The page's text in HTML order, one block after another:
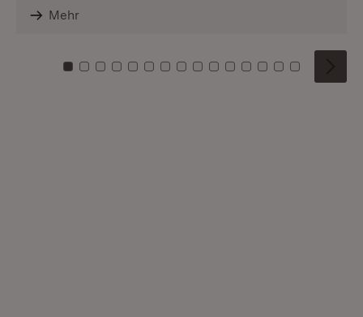
Mehr
Zu Kachel: 0
Zu Kachel: 1
Zu Kachel: 2
Zu Kachel: 3
Zu Kachel: 4
Zu Kachel: 5
Zu Kachel: 6
Zu Kachel: 7
Zu Kachel: 8
Zu Kachel: 9
Zu Kachel: 10
Zu Kachel: 11
Zu Kachel: 12
Zu Kachel:
Zu